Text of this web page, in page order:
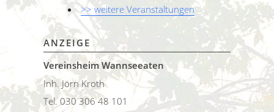
>> weitere Veranstaltungen
ANZEIGE
Vereinsheim Wannseeaten
Inh. Jörn Kroth
Tel. 030 306 48 101